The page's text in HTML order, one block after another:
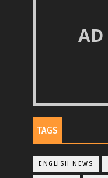
TAGS
ENGLISH NEWS